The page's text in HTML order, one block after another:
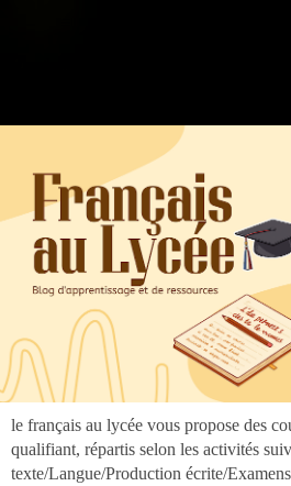
le français au lycée vous propose des
qualifiant, répartis selon les activités
texte/Langue/Production écrite/